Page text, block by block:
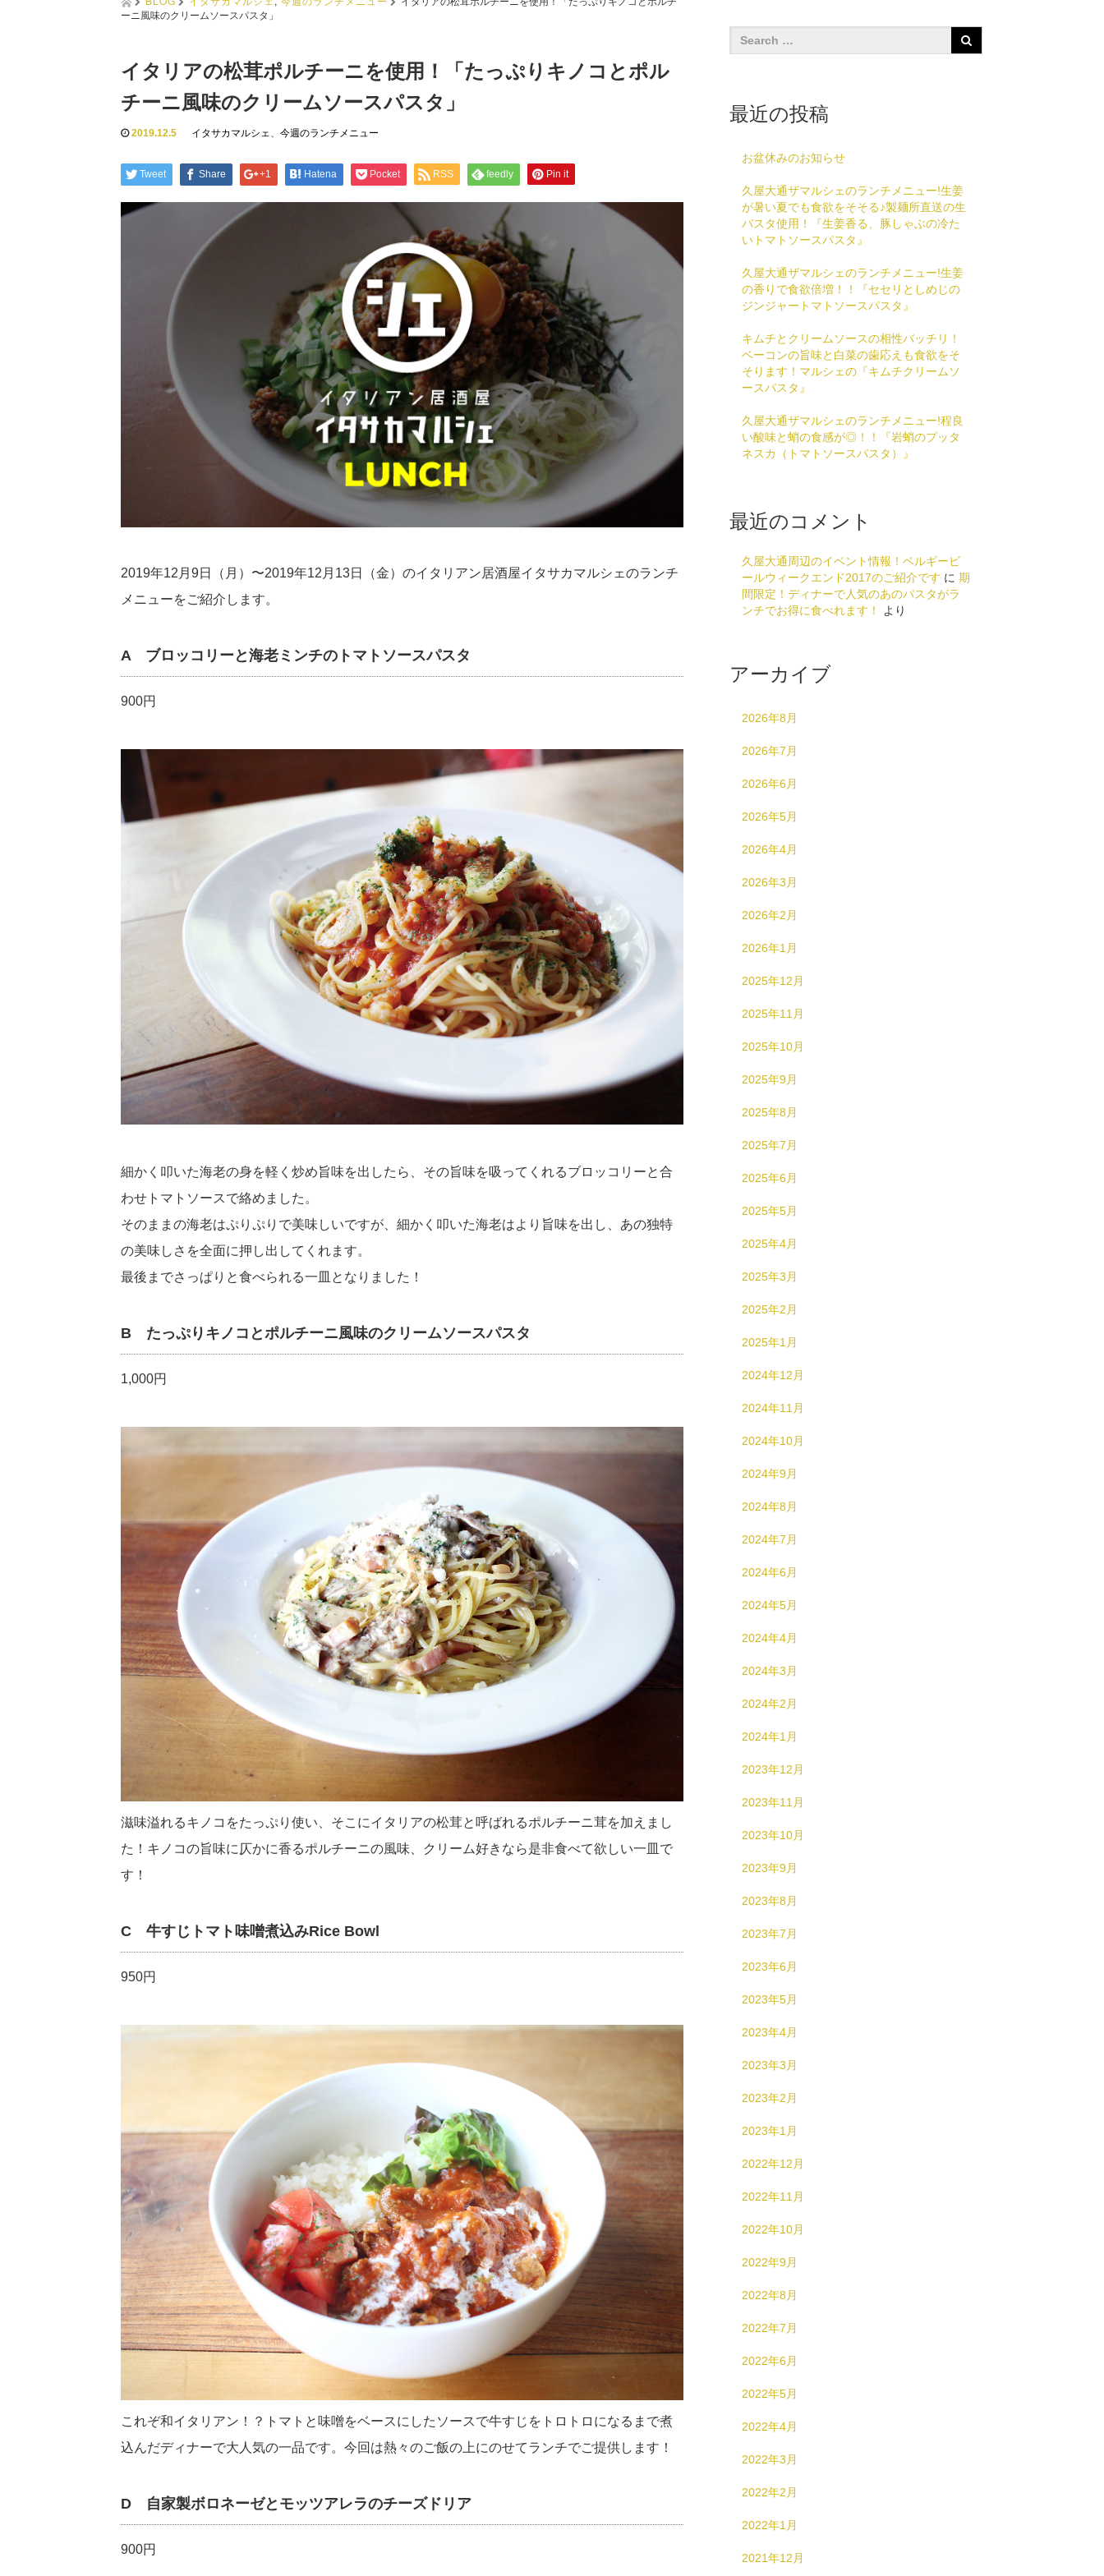
ーニ風味のクリームソースパスタ」
イタリアの松茸ポルチーニを使用！「たっぷりキノコとポル
チーニ風味のクリームソースパスタ」
2019.12.5 イタサカマルシェ、 今週のランチメニュー
Tweet Share +1 Hatena Pocket RSS feedly Pin it
2019年12月9日（月）〜2019年12月13日（金）のイタリアン居酒屋イタサカマルシェのランチ
メニューをご紹介します。
A ブロッコリーと海老ミンチのトマトソースパスタ
900円
細かく叩いた海老の身を軽く炒め旨味を出したら、その旨味を吸ってくれるブロッコリーと合
わせトマトソースで絡めました。
そのままの海老はぷりぷりで美味しいですが、細かく叩いた海老はより旨味を出し、あの独特
の美味しさを全面に押し出してくれます。
最後までさっぱりと食べられる一皿となりました！
B たっぷりキノコとポルチーニ風味のクリームソースパスタ
1,000円
滋味溢れるキノコをたっぷり使い、そこにイタリアの松茸と呼ばれるポルチーニ茸を加えまし
た！キノコの旨味に仄かに香るポルチーニの風味、クリーム好きなら是非食べて欲しい一皿で
す！
C 牛すじトマト味噌煮込みRice Bowl
950円
これぞ和イタリアン！？トマトと味噌をベースにしたソースで牛すじをトロトロになるまで煮
込んだディナーで大人気の一品です。今回は熱々のご飯の上にのせてランチでご提供します！
D 自家製ボロネーゼとモッツアレラのチーズドリア
900円
最近の投稿
お盆休みのお知らせ
久屋大通ザマルシェのランチメニュー!生姜
が暑い夏でも食欲をそそる♪製麺所直送の生
パスタ使用！『生姜香る、豚しゃぶの冷た
いトマトソースパスタ』
久屋大通ザマルシェのランチメニュー!生姜
の香りで食欲倍増！！『セセリとしめじの
ジンジャートマトソースパスタ』
キムチとクリームソースの相性バッチリ！
ベーコンの旨味と白菜の歯応えも食欲をそ
そります！マルシェの『キムチクリームソ
ースパスタ』
久屋大通ザマルシェのランチメニュー!程良
い酸味と蛸の食感が◎！！『岩蛸のプッタ
ネスカ（トマトソースパスタ）』
最近のコメント
久屋大通周辺のイベント情報！ベルギービ
ールウィークエンド2017のご紹介です に期
間限定！ディナーで人気のあのパスタがラ
ンチでお得に食べれます！
より
アーカイブ
2026年8月
2026年7月
2026年6月
2026年5月
2026年4月
2026年3月
2026年2月
2026年1月
2025年12月
2025年11月
2025年10月
2025年9月
2025年8月
2025年7月
2025年6月
2025年5月
2025年4月
2025年3月
2025年2月
2025年1月
2024年12月
2024年11月
2024年10月
2024年9月
2024年8月
2024年7月
2024年6月
2024年5月
2024年4月
2024年3月
2024年2月
2024年1月
2023年12月
2023年11月
2023年10月
2023年9月
2023年8月
2023年7月
2023年6月
2023年5月
2023年4月
2023年3月
2023年2月
2023年1月
2022年12月
2022年11月
2022年10月
2022年9月
2022年8月
2022年7月
2022年6月
2022年5月
2022年4月
2022年3月
2022年2月
2022年1月
2021年12月